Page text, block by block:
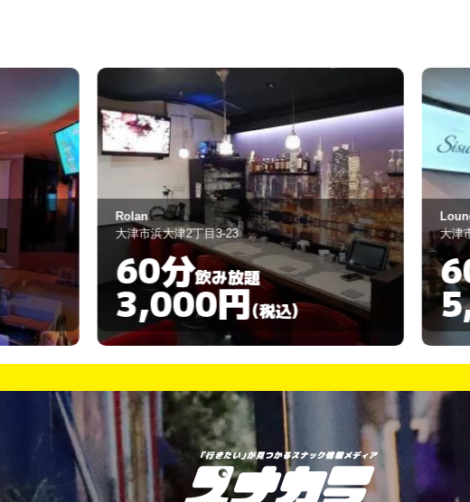
Lounge Sisu
大津市浜大津2丁目1-12
60分飲み放題
5,000円(税込)